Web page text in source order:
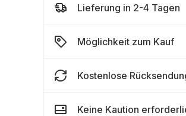
Lieferung in 2-4 Tagen
Möglichkeit zum Kauf
Kostenlose
Keine Kaution